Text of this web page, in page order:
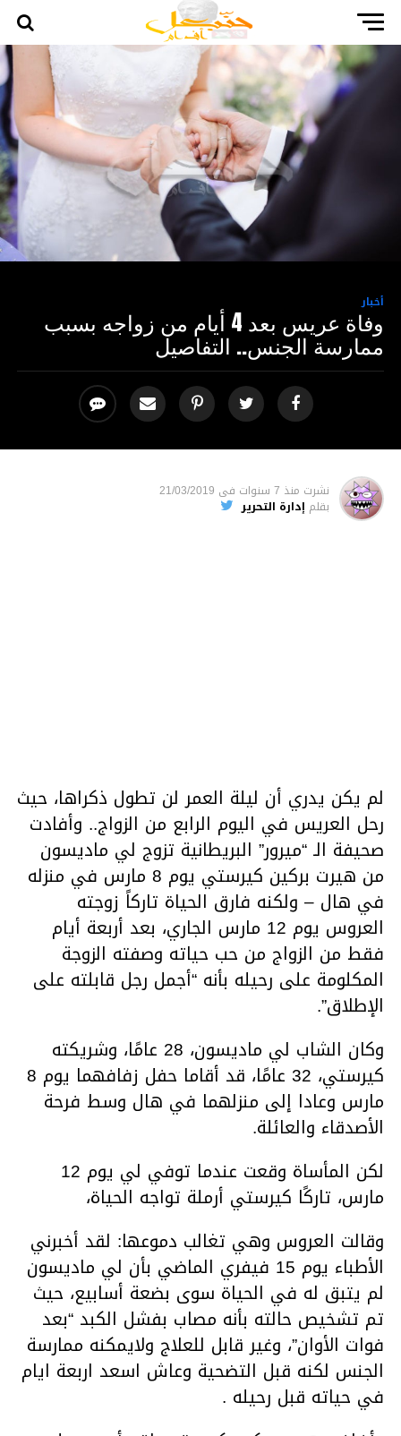
أخبار
وفاة عريس بعد 4 أيام من زواجه بسبب
ممارسة الجنس.. التفاصيل
نشرت منذ 7 سنوات فى 21/03/2019
بقلم إدارة التحرير
لم يكن يدري أن ليلة العمر لن تطول ذكراها، حيث
رحل العريس في اليوم الرابع من الزواج.. وأفادت
صحيفة الـ “ميرور” البريطانية تزوج لي ماديسون
من هيرت بركين كيرستي يوم 8 مارس في منزله
في هال – ولكنه فارق الحياة تاركاً زوجته
العروس يوم 12 مارس الجاري، بعد أربعة أيام
فقط من الزواج من حب حياته وصفته الزوجة
المكلومة على رحيله بأنه “أجمل رجل قابلته على
الإطلاق”.
وكان الشاب لي ماديسون، 28 عامًا، وشريكته
كيرستي، 32 عامًا، قد أقاما حفل زفافهما يوم 8
مارس وعادا إلى منزلهما في هال وسط فرحة
الأصدقاء والعائلة.
لكن المأساة وقعت عندما توفي لي يوم 12
مارس، تاركًا كيرستي أرملة تواجه الحياة،
وقالت العروس وهي تغالب دموعها: لقد أخبرني
الأطباء يوم 15 فيفري الماضي بأن لي ماديسون
لم يتبق له في الحياة سوى بضعة أسابيع، حيث
تم تشخيص حالته بأنه مصاب بفشل الكبد “بعد
فوات الأوان”، وغير قابل للعلاج ولايمكنه ممارسة
الجنس لكنه قبل التضحية وعاش اسعد اربعة ايام
في حياته قبل رحيله .